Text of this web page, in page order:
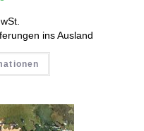
ins Ausland